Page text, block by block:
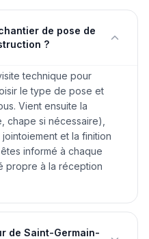
de pose de
?
technique pour
le type de pose et
Vient ensuite la
chape si nécessaire),
et la finition
informé à chaque
propre à la réception
de Saint-Germain-